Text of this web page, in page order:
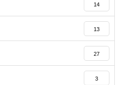
14
13
27
3